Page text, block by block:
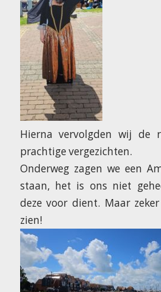
Hierna vervolgden wij de
prachtige vergezichten.
Onderweg zagen we een
staan, het is ons niet
deze voor dient. Maar
zien!